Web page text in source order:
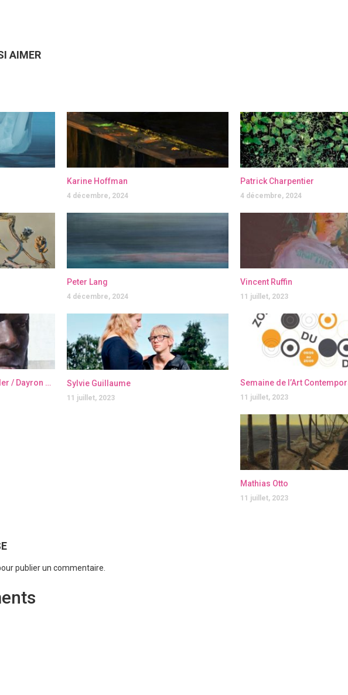
AIMER
Karine Hoffman
4 décembre, 2024
Patrick Charpentier
4 décembre, 2024
Peter Lang
4 décembre, 2024
Vincent Ruffin
11 juillet, 2023
François Bard / Richard Butler / Dayron Gonzalez / Julien Graizely / Jérôme Lagarrigue Sylvie Guillaume
11 juillet, 2023 11 juillet, 2023
Mathias Otto
11 juillet, 2023
publier un commentaire.